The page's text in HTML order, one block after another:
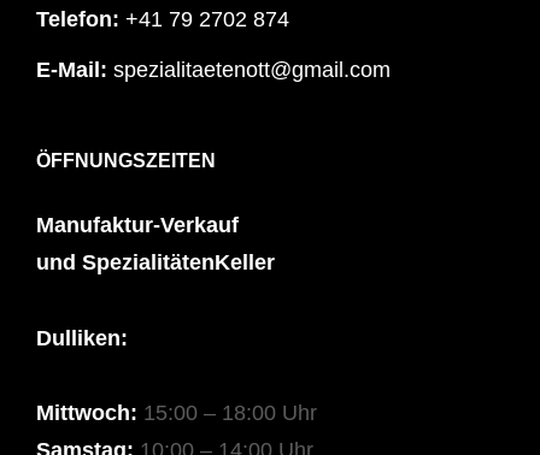
Telefon: +41 79 2702 874
E-Mail: spezialitaetenott@gmail.com
ÖFFNUNGSZEITEN
Manufaktur-Verkauf
und SpezialitätenKeller
Dulliken:
Mittwoch: 15:00 – 18:00 Uhr